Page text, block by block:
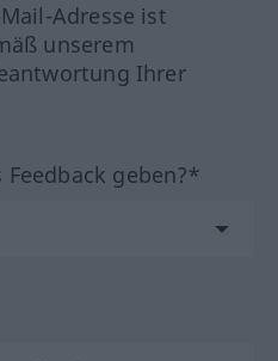
Adresse ist
unserem
Ihrer
geben?*